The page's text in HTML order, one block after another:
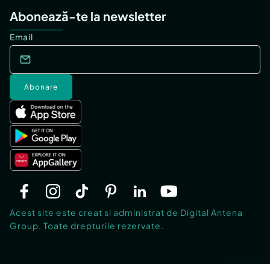
Abonează-te la newsletter
Email
Abonare
Acest site este creat si administrat de Digital Antena
Group. Toate drepturile rezervate.